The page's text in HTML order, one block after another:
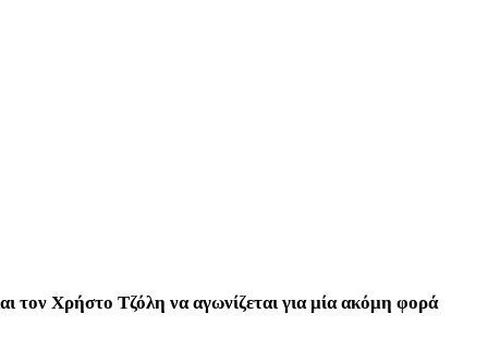
τον Χρήστο Τζόλη να αγωνίζεται για μία ακόμη φορά